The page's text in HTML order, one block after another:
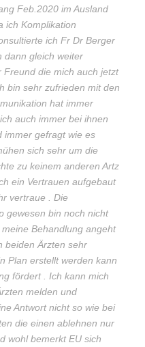
Feb.2020 im Ausland
ich Komplikation
ich Fr Dr Berger
dann gleich weiter
Freund die mich auch jetzt
bin sehr zufrieden mit den
hat immer
auch immer bei ihnen
immer gefragt wie es
sich sehr um die
zu keinem anderen Artz
ein Vertrauen aufgebaut
vertraue . Die
gewesen bin noch nicht
Behandlung angeht
beiden Ärzten sehr
Plan erstellt werden kann
fördert . Ich kann mich
melden und
Antwort nicht so wie bei
die einen ablehnen nur
wohl bemerkt EU sich